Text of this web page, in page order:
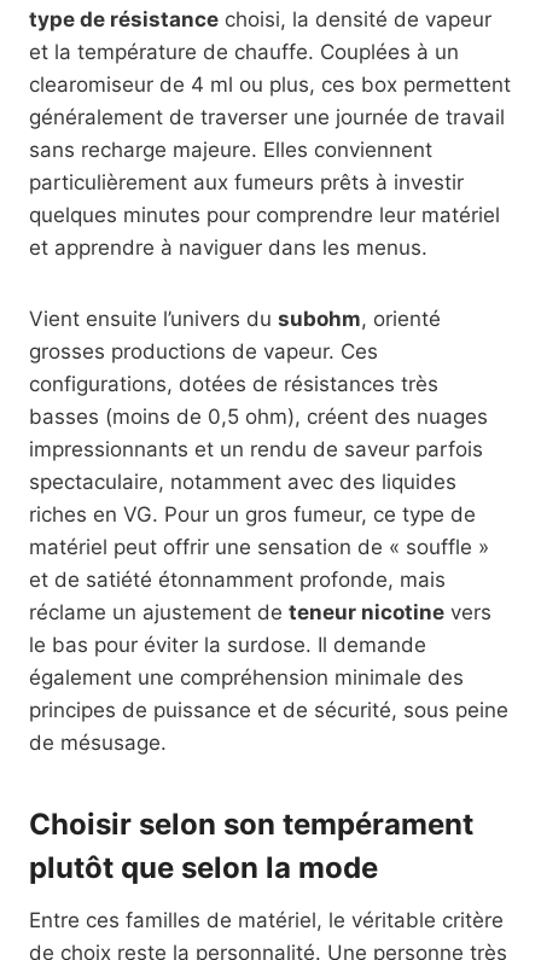
type de résistance choisi, la densité de vapeur
et la température de chauffe. Couplées à un
clearomiseur de 4 ml ou plus, ces box permettent
généralement de traverser une journée de travail
sans recharge majeure. Elles conviennent
particulièrement aux fumeurs prêts à investir
quelques minutes pour comprendre leur matériel
et apprendre à naviguer dans les menus.
Vient ensuite l’univers du subohm, orienté
grosses productions de vapeur. Ces
configurations, dotées de résistances très
basses (moins de 0,5 ohm), créent des nuages
impressionnants et un rendu de saveur parfois
spectaculaire, notamment avec des liquides
riches en VG. Pour un gros fumeur, ce type de
matériel peut offrir une sensation de « souffle »
et de satiété étonnamment profonde, mais
réclame un ajustement de teneur nicotine vers
le bas pour éviter la surdose. Il demande
également une compréhension minimale des
principes de puissance et de sécurité, sous peine
de mésusage.
Choisir selon son tempérament
plutôt que selon la mode
Entre ces familles de matériel, le véritable critère
de choix reste la personnalité. Une personne très